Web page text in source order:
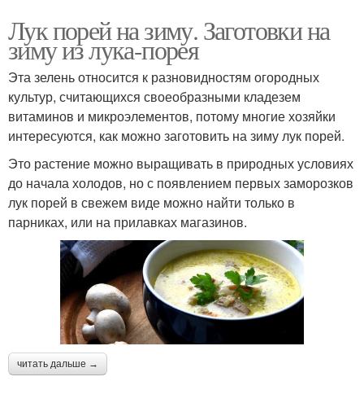
Лук порей на зиму. Заготовки на
зиму из лука-порея
Эта зелень относится к разновидностям огородных
культур, считающихся своеобразными кладезем
витаминов и микроэлементов, потому многие хозяйки
интересуются, как можно заготовить на зиму лук порей.
Это растение можно выращивать в природных условиях
до начала холодов, но с появлением первых заморозков
лук порей в свежем виде можно найти только в
парниках, или на прилавках магазинов.
читать дальше →